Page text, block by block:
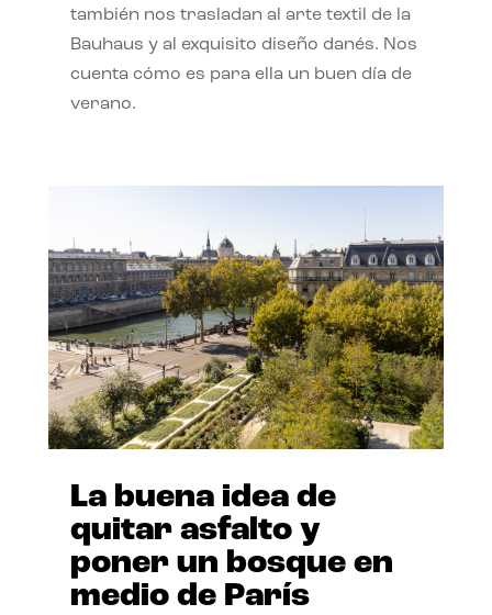
también nos trasladan al arte textil de la
Bauhaus y al exquisito diseño danés. Nos
cuenta cómo es para ella un buen día de
verano.
La buena idea de
quitar asfalto y
poner un bosque en
medio de París